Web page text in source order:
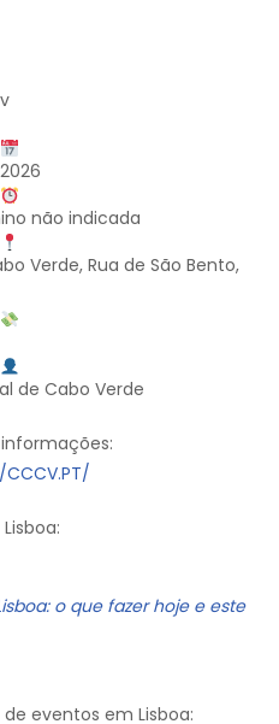
não indicada
Verde, Rua de São Bento,
de Cabo Verde
o que fazer hoje e este
eventos em Lisboa: